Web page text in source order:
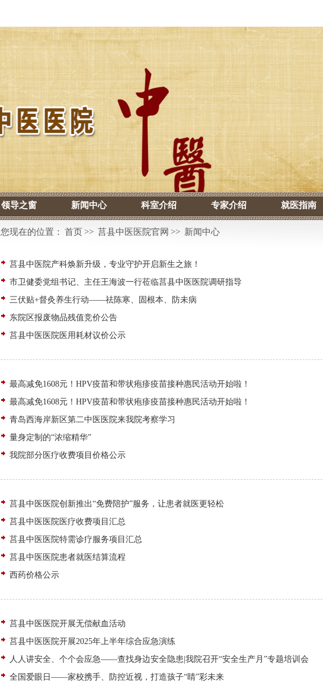
领导之窗 新闻中心 科室介绍 专家介绍 就医指南
您现在的位置： 首页>> 莒县中医医院官网 >> 新闻中心
莒县中医院产科焕新升级，专业守护开启新生之旅！
市卫健委党组书记、主任王海波一行莅临莒县中医医院调研指导
三伏贴+督灸养生行动——祛陈寒、固根本、防未病
东院区报废物品残值竞价公告
莒县中医医院医用耗材议价公示
最高减免1608元！HPV疫苗和带状疱疹疫苗接种惠民活动开始啦！
最高减免1608元！HPV疫苗和带状疱疹疫苗接种惠民活动开始啦！
青岛西海岸新区第二中医医院来我院考察学习
量身定制的“浓缩精华”
我院部分医疗收费项目价格公示
莒县中医医院创新推出“免费陪护”服务，让患者就医更轻松
莒县中医医院医疗收费项目汇总
莒县中医医院特需诊疗服务项目汇总
莒县中医医院患者就医结算流程
西药价格公示
莒县中医医院开展无偿献血活动
莒县中医医院开展2025年上半年综合应急演练
人人讲安全、个个会应急——查找身边安全隐患|我院召开“安全生产月”专题培训会
全国爱眼日——家校携手、防控近视，打造孩子“睛”彩未来